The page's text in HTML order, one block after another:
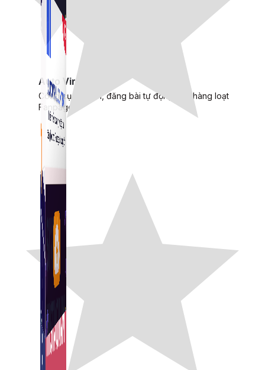
Auto Viral Content
Công cụ đặt lịch, đăng bài tự động cho hàng loạt
Fanpage.